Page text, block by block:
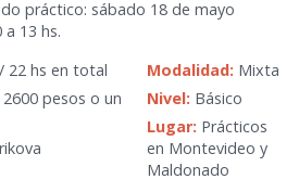
práctico: sábado 18 de mayo
13 hs.
22 hs en total
pesos o un
Modalidad: Mixta
Nivel: Básico
Lugar: Prácticos
en Montevideo y
Maldonado